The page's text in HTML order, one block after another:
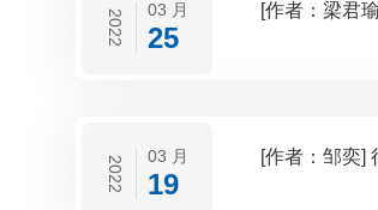
2022 03 月
25
2022 03 月
19
[